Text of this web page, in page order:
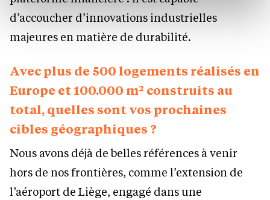
d’accoucher d’innovations industrielles
majeures en matière de durabilité.
Avec plus de 500 logements réalisés en
Europe et 100.000 m² construits au
total, quelles sont vos prochaines
cibles géographiques ?
Nous avons déjà de belles références à venir
hors de nos frontières, comme l’extension de
l’aéroport de Liège, engagé dans une